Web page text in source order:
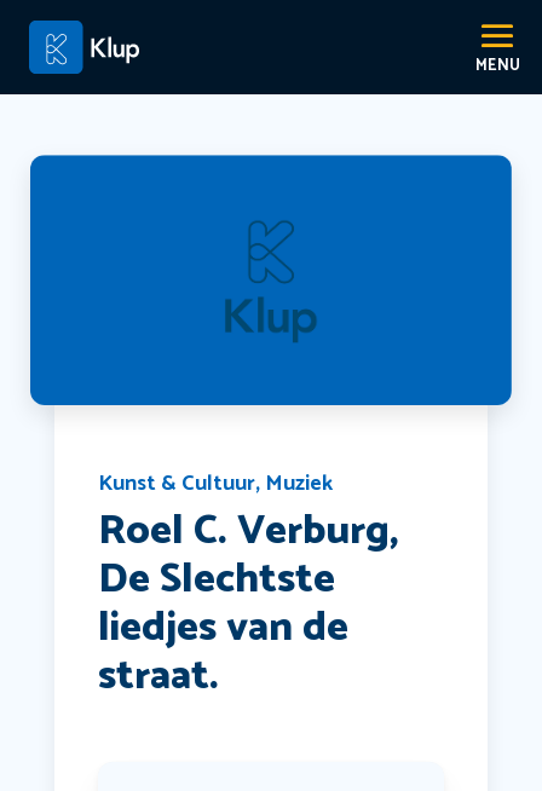
Kunst & Cultuur, Muziek
Roel C. Verburg,
De Slechtste
liedjes van de
straat.